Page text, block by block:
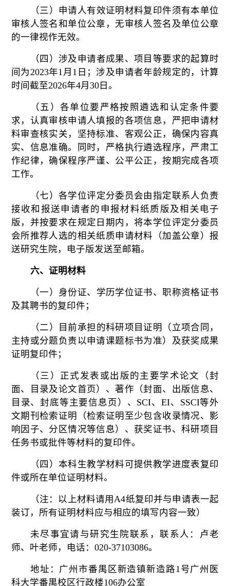
（三）申请人有效证明材料复印件须有本单位
审核人签名和单位公章，无审核人签名及单位公章
的一律视作无效。
（四）涉及申请者成果、项目等要求的起算时
间为 2023年1月1日；涉及申请者年龄规定的，计算
时间截至2026年4月 30日。
（五）各单位要严格按照遴选和认定条件要
求，认真审核申请人填报的各项信息，严把申请材
料审查核实关，坚持标准、客观公正，确保内容真
实、信息准确。同时，严格执行遴选程序，严肃工
作纪律，确保程序严谨、公平公正，按期完成各项
工作。
（七）各学位评定分委员会由指定联系人负责
接收和报送申请者的申报材料纸质版及相关电子
版，并按要求在规定日期内，将本学位评定分委员
会所推荐人选的相关纸质申请材料（加盖公章）报
送研究生院，电子版发送至邮箱。
六、证明材料
（一） 身份证、学历学位证书、职称资格证书
及其聘书的复印件；
（二）目前承担的科研项目证明（立项合同，
主持或分题负责以申请课题标书为准）及获奖成果
证明复印件；
（三） 正式发表或出版的主要学术论文（封
面、目录及论文首页）、著作（封面、出版信息、
目录、封底等主要信息页）、 SCI、EI、SSCI等外
文期刊检索证明（检索证明至少包含收录情况、影
响因子、分区情况等信息）、获奖证书、科研项目
任务书或批件等材料的复印件。
（四）本科生教学材料可提供教学进度表复印
件或所在单位证明材料。
（注：以上材料请用A4纸复印并与申请表一起
装订，所有证明材料应与相应的填写内容一致）
未尽事宜请与研究生院联系，联系人：卢老
师、叶老师，电话： 020-37103086。
地址：广州市番禺区新造镇新造路1号广州医
科大学番禺校区行政楼106办公室